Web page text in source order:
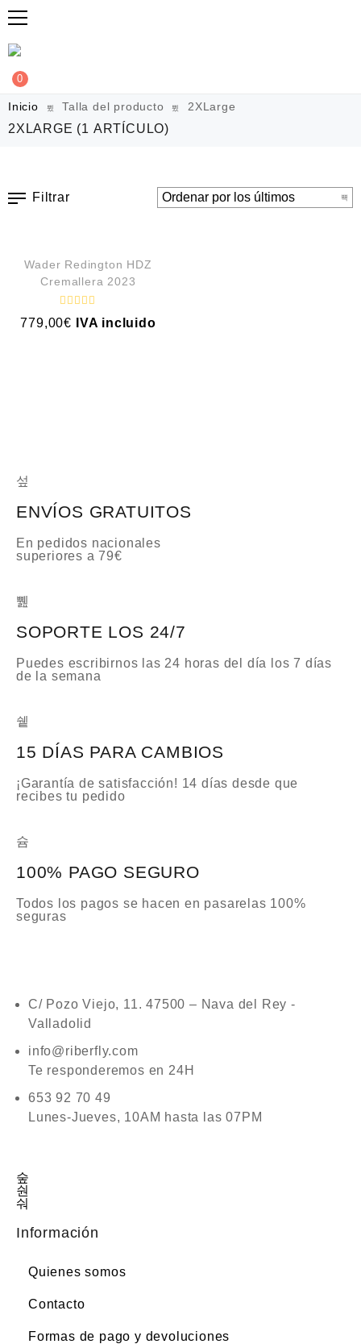
0
Inicio Talla del producto 2XLarge
2XLARGE (1 ARTÍCULO)
Filtrar
Wader Redington HDZ
Cremallera 2023
V
a
779,00€ IVA incluido
ENVÍOS GRATUITOS
En pedidos nacionales
superiores a 79€
SOPORTE LOS 24/7
Puedes escribirnos las 24 horas del día los 7 días
de la semana
15 DÍAS PARA CAMBIOS
¡Garantía de satisfacción! 14 días desde que
recibes tu pedido
100% PAGO SEGURO
Todos los pagos se hacen en pasarelas 100%
seguras
C/ Pozo Viejo, 11. 47500 – Nava del Rey -
Valladolid
info@riberfly.com
Te responderemos en 24H
653 92 70 49
Lunes-Jueves, 10AM hasta las 07PM
Información
Quienes somos
Contacto
Formas de pago y devoluciones